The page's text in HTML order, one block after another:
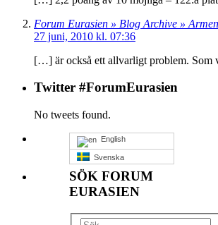
Forum Eurasien » Blog Archive »
27 juni, 2010 kl. 07:36
[…] är också ett allvarligt problem. Som
Twitter #ForumEurasien
No tweets found.
English
Svenska
SÖK FORUM
EURASIEN